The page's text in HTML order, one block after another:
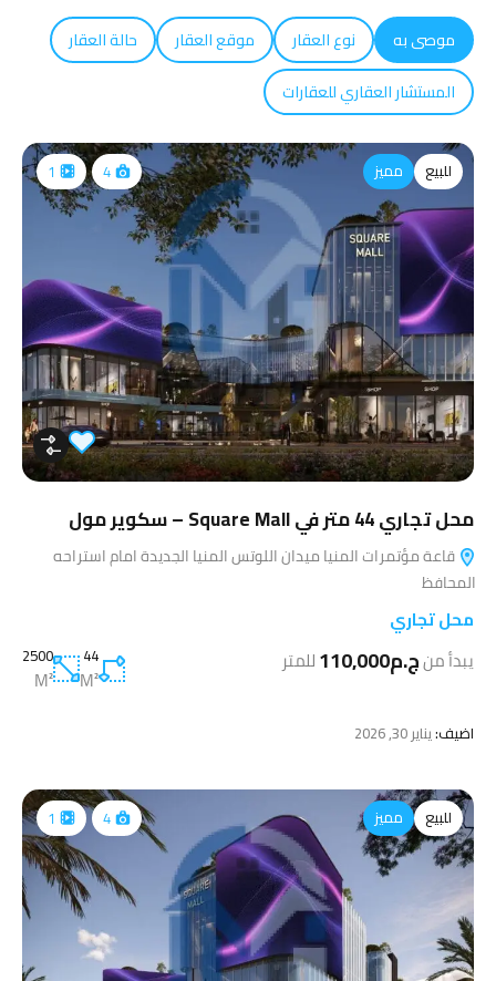
موصى به نوع العقار موقع العقار
حالة العقار
المستشار العقاري للعقارات
للبيع مميز 4
1
محل تجاري 44 متر في Square Mall – سكوير مول
قاعة مؤتمرات المنيا ميدان اللوتس المنيا الجديدة امام استراحه
المحافظ
محل تجاري
يبدأ منج.م110,000 للمتر 44
M²
2500
M²
اضيف:يناير 30, 2026
للبيع مميز 4
1